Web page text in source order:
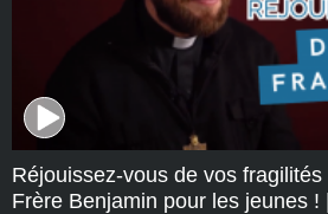
Réjouissez-vous de vos
Frère Benjamin pour les jeunes !